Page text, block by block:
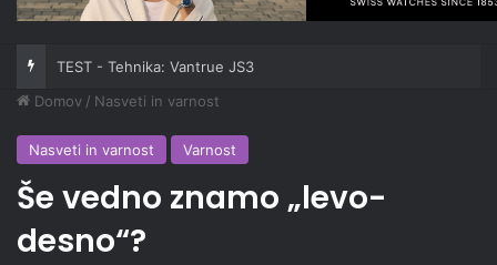
TEST - Tehnika: Vantrue JS3
Domov / Nasveti in varnost
Nasveti in varnost Varnost
Še vedno znamo „levo-
desno“?